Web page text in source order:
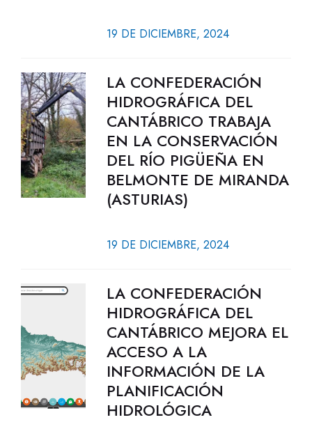
19 DE DICIEMBRE, 2024
LA CONFEDERACIÓN
HIDROGRÁFICA DEL
CANTÁBRICO TRABAJA
EN LA CONSERVACIÓN
DEL RÍO PIGÜEÑA EN
BELMONTE DE MIRANDA
(ASTURIAS)
19 DE DICIEMBRE, 2024
LA CONFEDERACIÓN
HIDROGRÁFICA DEL
CANTÁBRICO MEJORA EL
ACCESO A LA
INFORMACIÓN DE LA
PLANIFICACIÓN
HIDROLÓGICA